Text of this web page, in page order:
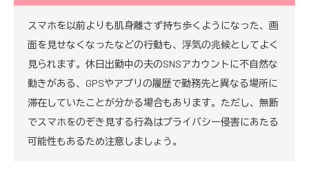
スマホを以前よりも肌身離さず持ち歩くようになった、画
面を見せなくなったなどの行動も、浮気の兆候としてよく
見られます。休日出勤中の夫のSNSアカウントに不自然な
動きがある、GPSやアプリの履歴で勤務先と異なる場所に
滞在していたことが分かる場合もあります。ただし、無断
でスマホをのぞき見する行為はプライバシー侵害にあたる
可能性もあるため注意しましょう。